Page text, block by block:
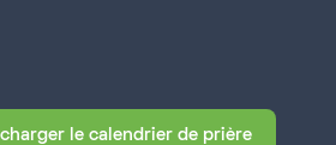
le calendrier de prière